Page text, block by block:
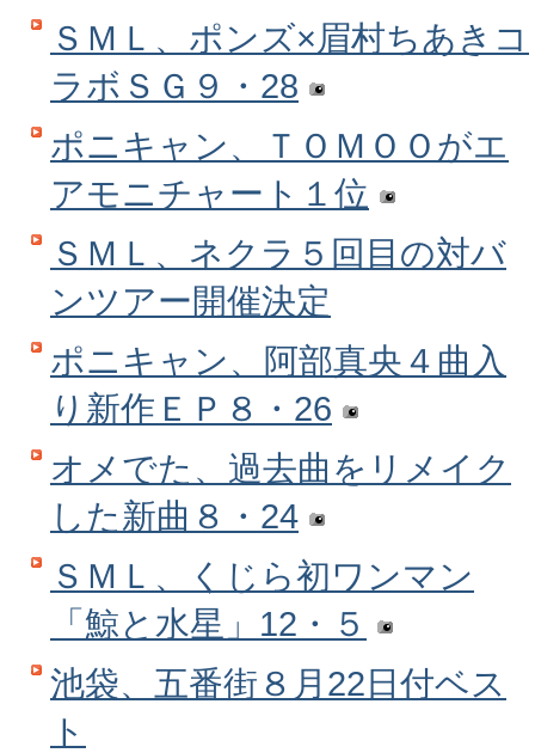
ＳＭＬ、ポンズ×眉村ちあきコ
ラボＳＧ９・28
ポニキャン、ＴＯＭＯＯがエ
アモニチャート１位
ＳＭＬ、ネクラ５回目の対バ
ンツアー開催決定
ポニキャン、阿部真央４曲入
り新作ＥＰ８・26
オメでた、過去曲をリメイク
した新曲８・24
ＳＭＬ、くじら初ワンマン
「鯨と水星」12・５
池袋、五番街８月22日付ベス
ト